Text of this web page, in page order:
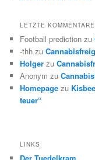
LETZTE KOMMENTARE
Football prediction zu
-thh zu
Holger zu
Anonym zu
Homepage zu
teuer“
LINKS